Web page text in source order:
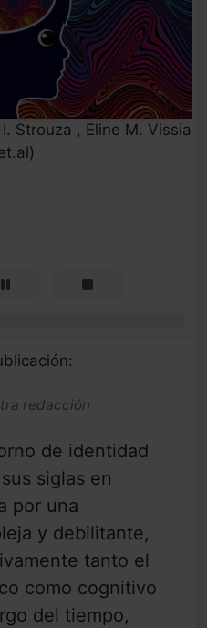
Strouza , Eline M. Vissia
redacción
de identidad
siglas en
por una
y debilitante,
tanto el
como cognitivo
del tiempo,